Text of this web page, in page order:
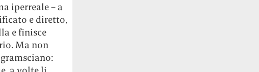
iperreale – a
e diretto,
e finisce
Ma non